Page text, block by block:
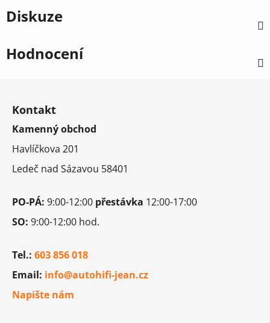
Diskuze
Hodnocení
Kontakt
Kamenný obchod
Havlíčkova 201
Ledeč nad Sázavou 58401
PO-PÁ: 9:00-12:00 přestávka 12:00-17:00
SO: 9:00-12:00 hod.
Tel.: 603 856 018
Email: info@autohifi-jean.cz
Napište nám